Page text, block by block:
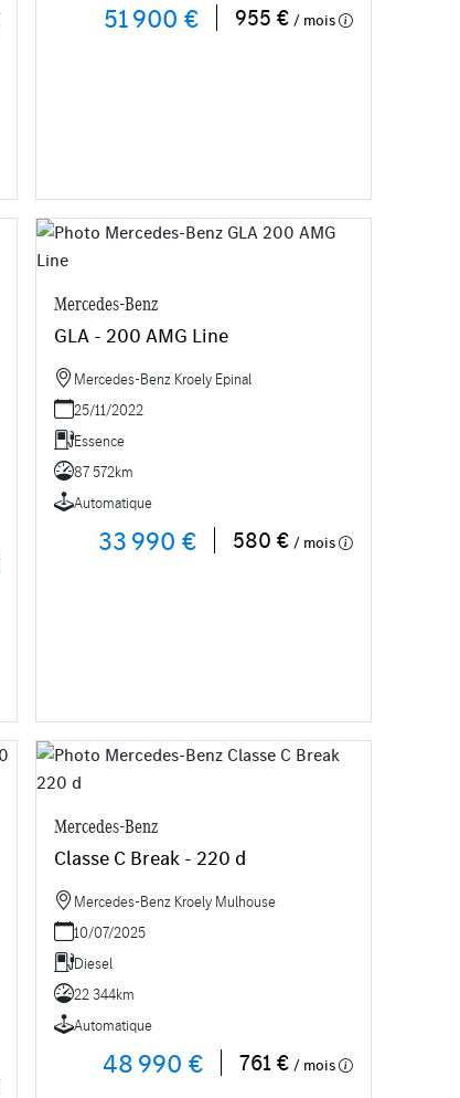
51 900 € 955 € / mois
Mercedes-Benz
GLA - 200 AMG Line
Mercedes-Benz Kroely Epinal
25/11/2022
Essence
87 572km
Automatique
33 990 € 580 € / mois
Mercedes-Benz
Classe C Break - 220 d
Mercedes-Benz Kroely Mulhouse
10/07/2025
Diesel
22 344km
Automatique
48 990 € 761 € / mois